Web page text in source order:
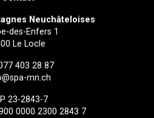
Neuchâteloises
des-Enfers 1
Le Locle
403 28 87
mn.ch
23-2843-7
0000 2300 2843 7